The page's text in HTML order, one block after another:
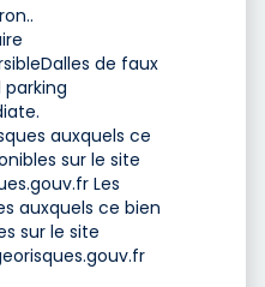
de faux
auxquels ce
sur le site
Les
auxquels ce bien
sur le site